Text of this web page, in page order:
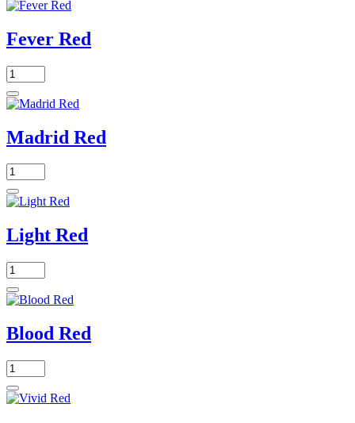
Fever Red
Madrid Red
Light Red
Blood Red